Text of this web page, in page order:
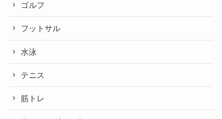
ゴルフ
フットサル
水泳
テニス
筋トレ